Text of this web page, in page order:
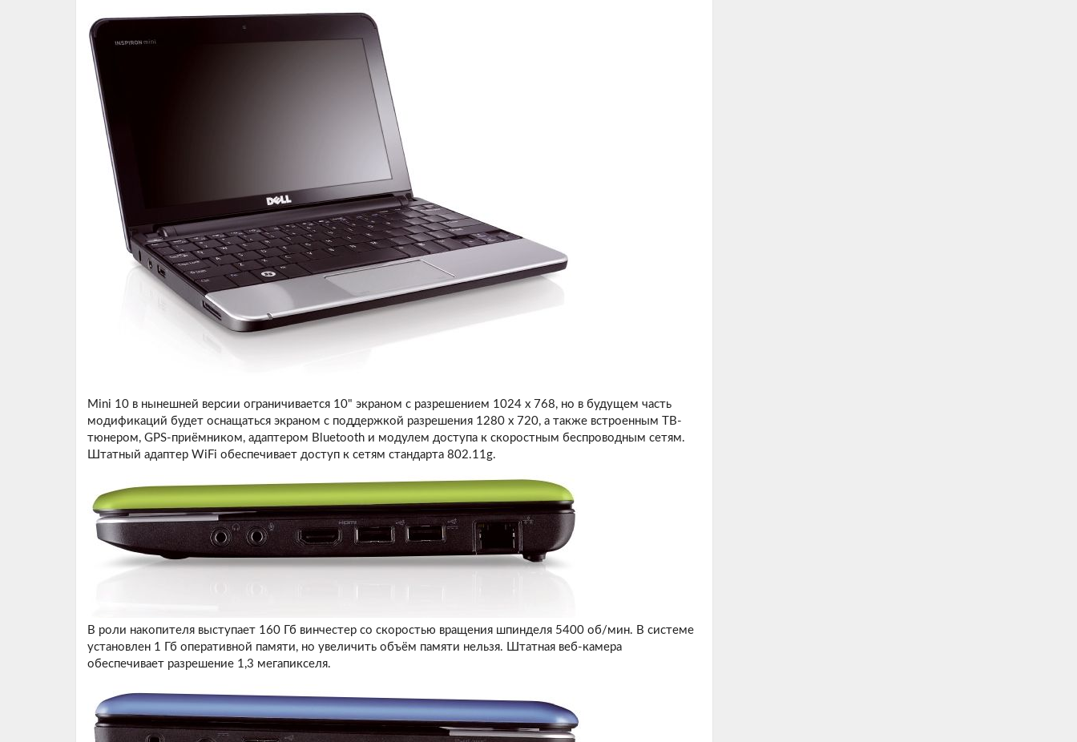
Mini 10 в нынешней версии ограничивается 10" экраном с разрешением 1024 х 768, но в будущем часть
модификаций будет оснащаться экраном с поддержкой разрешения 1280 х 720, а также встроенным ТВ-
тюнером, GPS-приёмником, адаптером Bluetooth и модулем доступа к скоростным беспроводным сетям.
Штатный адаптер WiFi обеспечивает доступ к сетям стандарта 802.11g.
В роли накопителя выступает 160 Гб винчестер со скоростью вращения шпинделя 5400 об/мин. В системе
установлен 1 Гб оперативной памяти, но увеличить объём памяти нельзя. Штатная веб-камера
обеспечивает разрешение 1,3 мегапикселя.